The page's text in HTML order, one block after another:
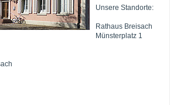
Unsere Standorte:
Rathaus Breisach
Münsterplatz 1